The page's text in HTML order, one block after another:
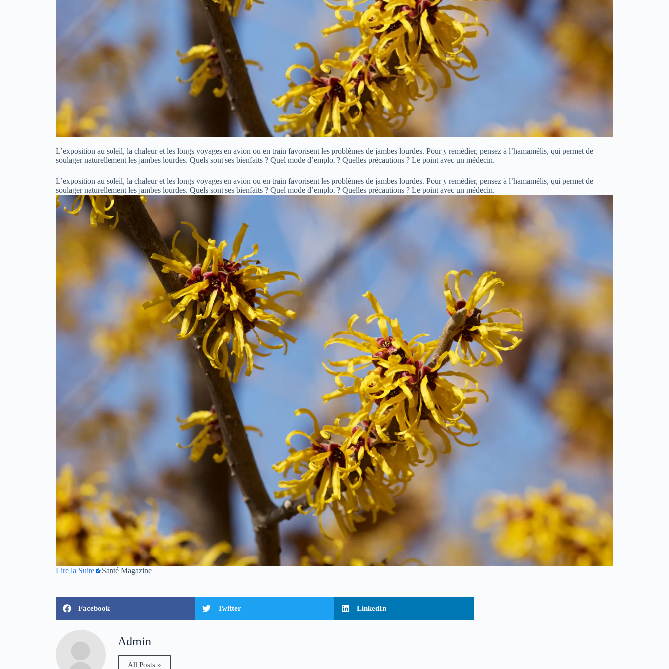
L’exposition au soleil, la chaleur et les longs voyages en avion ou en train favorisent les problèmes de jambes lourdes. Pour y remédier, pensez à l’hamamélis, qui permet de
soulager naturellement les jambes lourdes. Quels sont ses bienfaits ? Quel mode d’emploi ? Quelles précautions ? Le point avec un médecin.
L’exposition au soleil, la chaleur et les longs voyages en avion ou en train favorisent les problèmes de jambes lourdes. Pour y remédier, pensez à l’hamamélis, qui permet de
soulager naturellement les jambes lourdes. Quels sont ses bienfaits ? Quel mode d’emploi ? Quelles précautions ? Le point avec un médecin.
Lire la Suite Santé Magazine
Facebook Twitter LinkedIn
Admin
All Posts »